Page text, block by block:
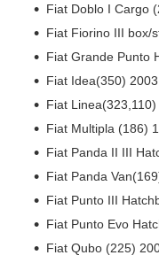
Fiat Doblo I Cargo
Fiat Fiorino III box/
Fiat Grande Punto
Fiat Idea(350)
Fiat
Fiat Multipla (186)
Fiat Panda II III
Fiat Panda
Fiat Punto III
Fiat Punto Evo
Fiat Qubo (225)